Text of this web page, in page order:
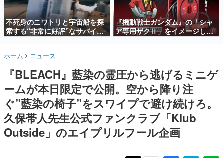
殿堂入り記事
SNS拡散数が数千以上！ ページビュー数万以上！ などな
ど。多くの人々に読まれた、電ファミ渾身の“殿堂入り”記
事をまとめました。
名作ゲームクリエイターの方々に製作時のエピソードをお
きます。
赫本
この物語を解いてはいけない。『赫本』は、〈試験問題〉
の形をした短編ホラー小説集です。
新世代に訊く
これからのデジタルゲーム市場を担う若きクリエイター達
不死身のニワトリと宇宙船を探
索する“非常に好評”なサバイバ
ルゲーム『Breathedge』が無
月10日まで
『機動戦士ガンダム』の「シャ
ア専用ザクⅡ」をイメージした
散水ホースリールが予約開始。
ホーム ニュース
『BLEACH』藍染の霊圧から逃げるミニゲ
ームが本日限定で公開。空から降り注
ぐ”藍染の椅子”をスワイプで避け続けろ。
久保帯人先生公式ファンクラブ「Klub
Outside」のエイプリルフール企画